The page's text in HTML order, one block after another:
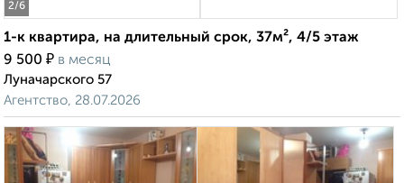
2/6
1-к квартира, на длительный срок, 37м², 4/5 этаж
9 500 ₽ в месяц
Луначарского 57
Агентство, 28.07.2026